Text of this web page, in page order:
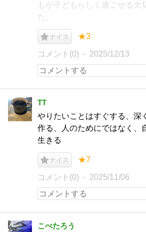
もが子どもらしく過ごせる大
た。
ナイス ★3
コメント(0) 2025/12/13
TT
やりたいことはすぐする、深
作る、人のためにではなく、
生きる
ナイス ★7
コメント(0) 2025/11/06
こぺたろう